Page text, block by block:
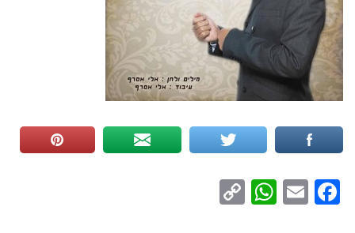
Facebook
Email
WhatsApp